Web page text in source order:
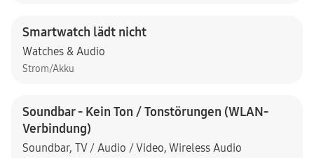
Smartwatch lädt nicht
Watches & Audio
Strom/Akku
Soundbar - Kein Ton / Tonstörungen (WLAN-
Verbindung)
Soundbar, TV / Audio / Video, Wireless Audio